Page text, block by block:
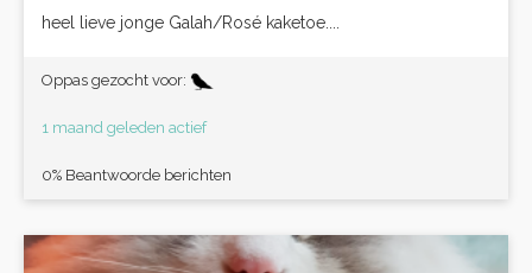
heel lieve jonge Galah/Rosé kaketoe....
Oppas gezocht voor:
1 maand geleden actief
0% Beantwoorde berichten